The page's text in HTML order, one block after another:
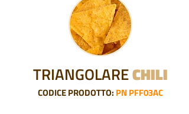
TRIANGOLARECHILI
CODICE PRODOTTO: PN PFF03AC